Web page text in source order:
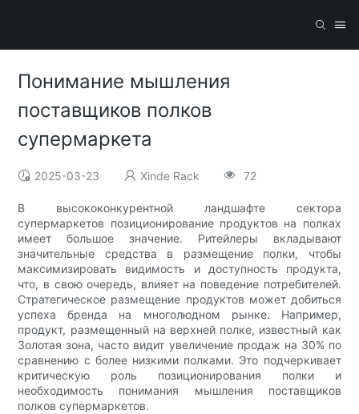
Понимание мышления
поставщиков полков
супермаркета
2025-03-23 Xinde Rack 72
В высококонкурентной ландшафте сектора
супермаркетов позиционирование продуктов на полках
имеет большое значение. Ритейлеры вкладывают
значительные средства в размещение полки, чтобы
максимизировать видимость и доступность продукта,
что, в свою очередь, влияет на поведение потребителей.
Стратегическое размещение продуктов может добиться
успеха бренда на многолюдном рынке. Например,
продукт, размещенный на верхней полке, известный как
Золотая зона, часто видит увеличение продаж на 30% по
сравнению с более низкими полками. Это подчеркивает
критическую роль позиционирования полки и
необходимость понимания мышления поставщиков
полков супермаркетов.